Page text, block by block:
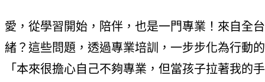
愛，從學習開始，陪伴，也是一門專業！來自全
緒？這些問題，透過專業培訓，一步步化為行動
「本來很擔心自己不夠專業，但當孩子拉著我